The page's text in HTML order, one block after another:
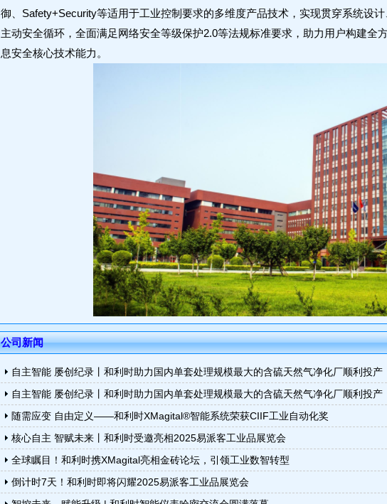
御、Safety+Security等适用于工业控制要求的多维度产品技术，实现贯穿系统设
主动安全循环，全面满足网络安全等级保护2.0等法规标准要求，助力用户构建全
息安全核心技术能力。
公司新闻
自主智能 屡创纪录丨和利时助力国内单套处理规模最大的含硫天然气净化厂顺利投产
自主智能 屡创纪录丨和利时助力国内单套处理规模最大的含硫天然气净化厂顺利投产
随需应变 自由定义——和利时XMagital®智能系统荣获CIIF工业自动化奖
核心自主 智赋未来丨和利时受邀亮相2025易派客工业品展览会
全球瞩目！和利时携XMagital亮相金砖论坛，引领工业数智转型
倒计时7天！和利时即将闪耀2025易派客工业品展览会